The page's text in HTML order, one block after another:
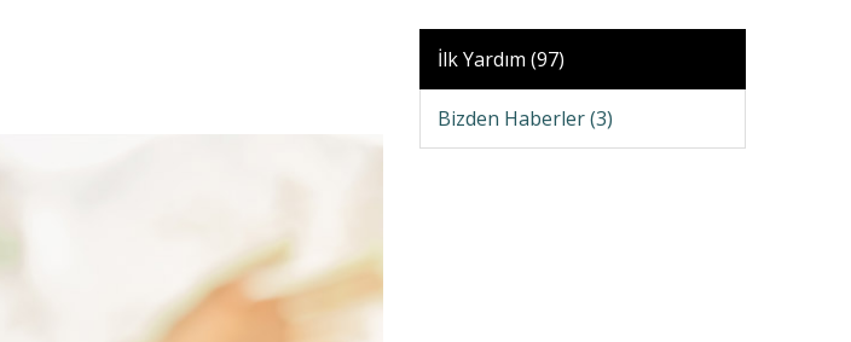
İlk Yardım (97)
Bizden Haberler (3)